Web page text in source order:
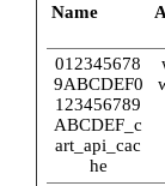
Name
012345678
9ABCDEF0
123456789
ABCDEF_c
art_api_cac
he